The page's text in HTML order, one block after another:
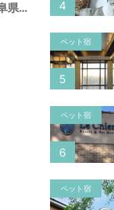
江吉良東公園（岐阜県羽島市） 4
ペット宿
5
ペット宿
6
ペット宿